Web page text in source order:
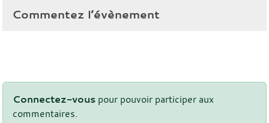
Commentez l’évènement
Connectez-vous pour pouvoir participer aux
commentaires.